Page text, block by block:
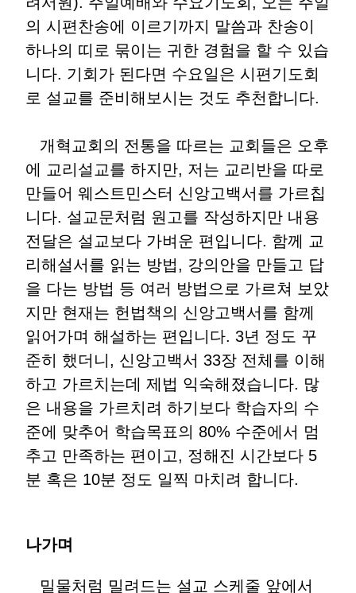
의 시편찬송에 이르기까지 말씀과 찬송이
하나의 띠로 묶이는 귀한 경험을 할 수 있습
니다. 기회가 된다면 수요일은 시편기도회
로 설교를 준비해보시는 것도 추천합니다.
개혁교회의 전통을 따르는 교회들은 오후
에 교리설교를 하지만, 저는 교리반을 따로
만들어 웨스트민스터 신앙고백서를 가르칩
니다. 설교문처럼 원고를 작성하지만 내용
전달은 설교보다 가벼운 편입니다. 함께 교
리해설서를 읽는 방법, 강의안을 만들고 답
을 다는 방법 등 여러 방법으로 가르쳐 보았
지만 현재는 헌법책의 신앙고백서를 함께
읽어가며 해설하는 편입니다. 3년 정도 꾸
준히 했더니, 신앙고백서 33장 전체를 이해
하고 가르치는데 제법 익숙해졌습니다. 많
은 내용을 가르치려 하기보다 학습자의 수
준에 맞추어 학습목표의 80% 수준에서 멈
추고 만족하는 편이고, 정해진 시간보다 5
분 혹은 10분 정도 일찍 마치려 합니다.
나가며
밀물처럼 밀려드는 설교 스케줄 앞에서